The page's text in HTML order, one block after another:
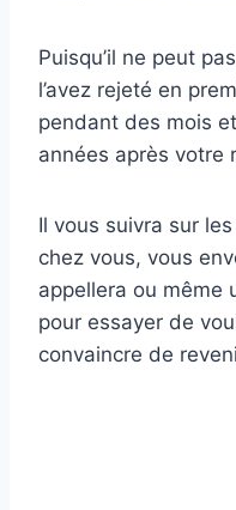
Puisqu’il ne peut
l’avez rejeté en
pendant des mois
années après votre
Il vous suivra sur
chez vous, vous
appellera ou même
pour essayer de
convaincre de